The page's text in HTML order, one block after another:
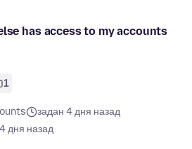
has access to my accounts
1
задан 4 дня назад
4 дня назад